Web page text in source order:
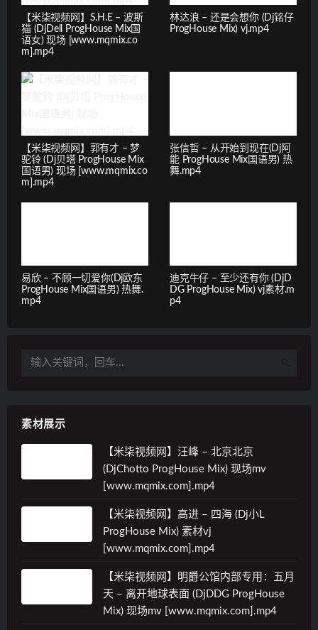
【米柒视频网】S.H.E – 波斯
猫 (DjDell ProgHouse Mix国
语女) 现场 [www.mqmix.co
m].mp4
林达浪 – 还是会想你 (Dj铭仔
ProgHouse Mix) vj.mp4
【米柒视频网】郭有才 – 梦
驼铃 (Dj贝塔 ProgHouse Mix
国语男) 现场 [www.mqmix.co
m].mp4
张信哲 – 从开始到现在(Dj阿
能 ProgHouse Mix国语男) 热
舞.mp4
易欣 – 不顾一切爱你(Dj欧东
ProgHouse Mix国语男) 热舞.
mp4
迪克牛仔 – 至少还有你 (DjD
DG ProgHouse Mix) vj素材.m
p4
素材展示
【米柒视频网】汪峰 – 北京北京
(DjChotto ProgHouse Mix) 现场mv
[www.mqmix.com].mp4
【米柒视频网】高进 – 四海 (Dj小L
ProgHouse Mix) 素材vj
[www.mqmix.com].mp4
【米柒视频网】明爵公馆内部专用：五月
天 – 离开地球表面 (DjDDG ProgHouse
Mix) 现场mv [www.mqmix.com].mp4